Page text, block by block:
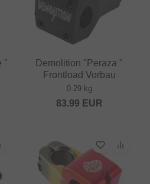
"
Demolition "Peraza "
Frontload Vorbau
0.29 kg
83.99 EUR